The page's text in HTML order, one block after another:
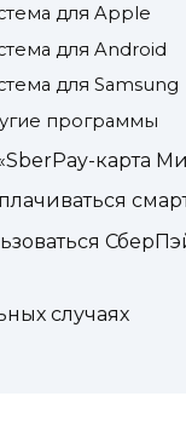
для Apple
для Android
для Samsung
программы
карта
случаях